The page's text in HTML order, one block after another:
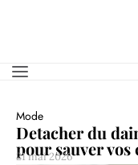
Mode
Detacher du
pour sauver vos
21 mai 2026